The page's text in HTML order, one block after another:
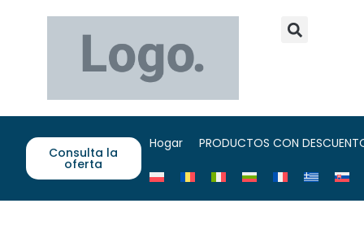
Consulta la
oferta
Hogar PRODUCTOS CON